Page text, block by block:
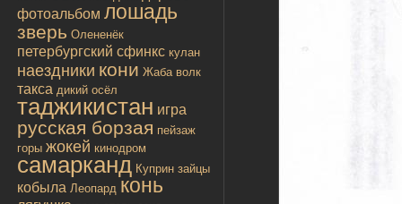
фотоальбом лошадь
зверь Олененёк
петербургский сфинкс кулан
наездники кони Жаба волк
такса дикий осёл
таджикистан игра
русская борзая пейзаж
горы жокей кинодром
самарканд Куприн зайцы
кобыла Леопард конь